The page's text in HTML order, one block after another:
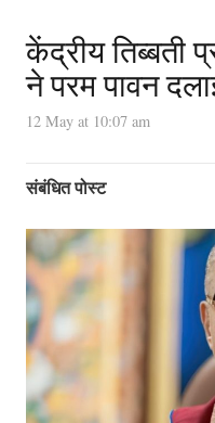
केंद्रीय तिब्बती
ने परम पावन
12 May at 10:07 am
संबंधित पोस्ट